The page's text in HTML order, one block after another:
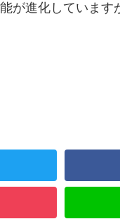
が進化していま